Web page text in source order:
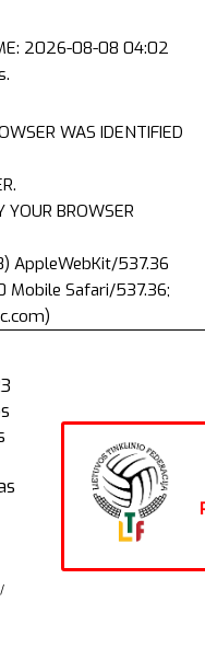
2026-08-08 04:02
WAS IDENTIFIED
YOUR BROWSER
AppleWebKit/537.36
Mobile Safari/537.36;